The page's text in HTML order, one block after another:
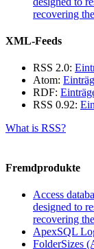
recovering
XML-Feeds
RSS 2.0:
Atom:
RDF:
RSS 0.92:
What is RSS?
Fremdprodukte
Access
designed to
recovering
ApexSQL
FolderSizes